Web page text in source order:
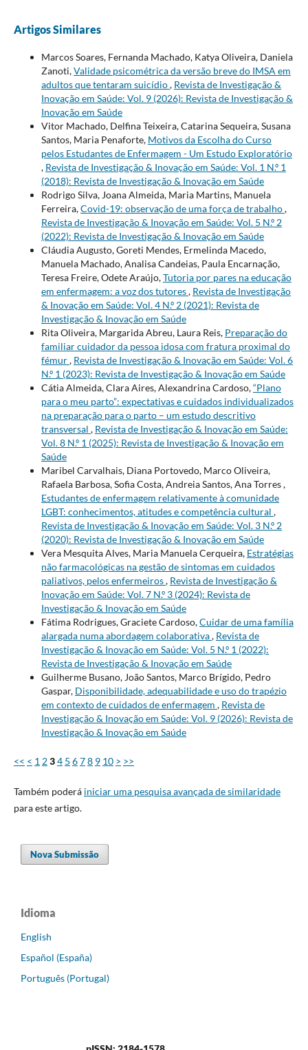
Artigos Similares
Marcos Soares, Fernanda Machado, Katya Oliveira, Daniela
Zanoti,Validade psicométrica da versão breve do IMSA em
adultos que tentaram suicídio, Revista de Investigação &
Inovação em Saúde: Vol. 9 (2026): Revista de Investigação &
Inovação em Saúde
Vitor Machado, Delfina Teixeira, Catarina Sequeira, Susana
Santos, Maria Penaforte, Motivos da Escolha do Curso
pelos Estudantes de Enfermagem - Um Estudo Exploratório
, Revista de Investigação & Inovação em Saúde: Vol. 1 N.º 1
(2018): Revista de Investigação & Inovação em Saúde
Rodrigo Silva, Joana Almeida, Maria Martins, Manuela
Ferreira,Covid-19: observação de uma força de trabalho,
Revista de Investigação & Inovação em Saúde: Vol. 5 N.º 2
(2022): Revista de Investigação & Inovação em Saúde
Cláudia Augusto, Goreti Mendes, Ermelinda Macedo,
Manuela Machado, Analisa Candeias, Paula Encarnação,
Teresa Freire, Odete Araújo,Tutoria por pares na educação
em enfermagem: a voz dos tutores, Revista de Investigação
& Inovação em Saúde: Vol. 4 N.º 2 (2021): Revista de
Investigação & Inovação em Saúde
Rita Oliveira, Margarida Abreu, Laura Reis, Preparação do
familiar cuidador da pessoa idosa com fratura proximal do
fémur, Revista de Investigação & Inovação em Saúde: Vol. 6
N.º 1 (2023): Revista de Investigação & Inovação em Saúde
Cátia Almeida, Clara Aires, Alexandrina Cardoso,“Plano
para o meu parto”: expectativas e cuidados individualizados
na preparação para o parto – um estudo descritivo
transversal , Revista de Investigação & Inovação em Saúde:
Vol. 8 N.º 1 (2025): Revista de Investigação & Inovação em
Saúde
Maribel Carvalhais, Diana Portovedo, Marco Oliveira,
Rafaela Barbosa, Sofia Costa, Andreia Santos, Ana Torres ,
Estudantes de enfermagem relativamente à comunidade
LGBT: conhecimentos, atitudes e competência cultural ,
Revista de Investigação & Inovação em Saúde: Vol. 3 N.º 2
(2020): Revista de Investigação & Inovação em Saúde
Vera Mesquita Alves, Maria Manuela Cerqueira, Estratégias
não farmacológicas na gestão de sintomas em cuidados
paliativos, pelos enfermeiros, Revista de Investigação &
Inovação em Saúde: Vol. 7 N.º 3 (2024): Revista de
Investigação & Inovação em Saúde
Fátima Rodrigues, Graciete Cardoso,Cuidar de uma família
alargada numa abordagem colaborativa, Revista de
Investigação & Inovação em Saúde: Vol. 5 N.º 1 (2022):
Revista de Investigação & Inovação em Saúde
Guilherme Busano, João Santos, Marco Brígido, Pedro
Gaspar, Disponibilidade, adequabilidade e uso do trapézio
em contexto de cuidados de enfermagem , Revista de
Investigação & Inovação em Saúde: Vol. 9 (2026): Revista de
Investigação & Inovação em Saúde
<< < 1234 5 678 9 10 > >>
Também poderá iniciar uma pesquisa avançada de similaridade
para este artigo.
Nova Submissão
Idioma
English
Español (España)
Português (Portugal)